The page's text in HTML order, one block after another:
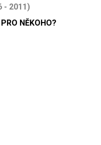
- 2011)
NĚKOHO?